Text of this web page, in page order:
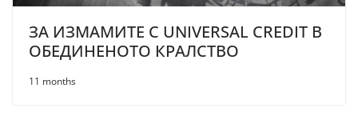
ЗА ИЗМАМИТЕ С UNIVERSAL CREDIT В
ОБЕДИНЕНОТО КРАЛСТВО
11 months